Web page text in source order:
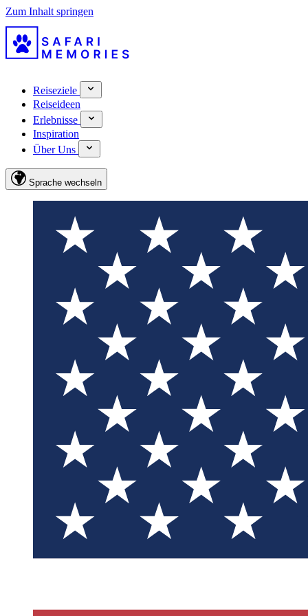
Zum Inhalt springen
Reiseziele
Reiseideen
Erlebnisse
Inspiration
Über Uns
Sprache wechseln